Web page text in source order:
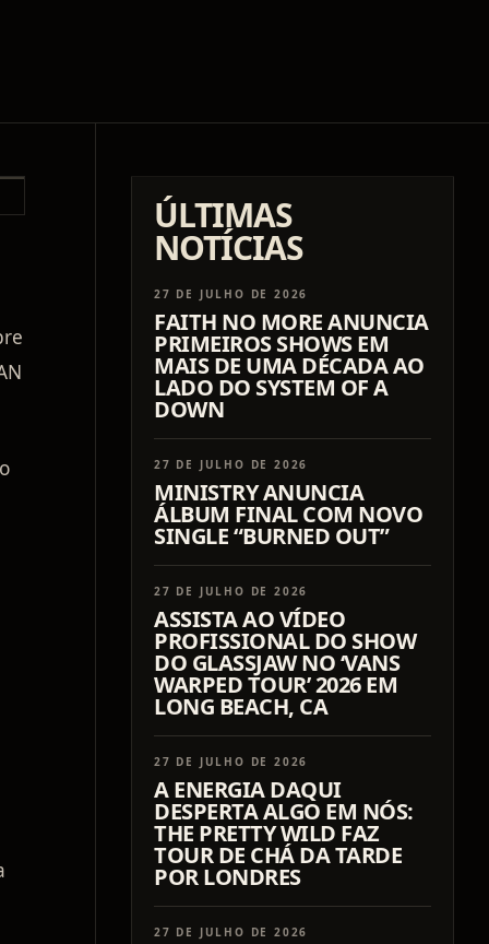
ÚLTIMAS
NOTÍCIAS
27 DE JULHO DE 2026
FAITH NO MORE ANUNCIA
PRIMEIROS SHOWS EM
MAIS DE UMA DÉCADA AO
LADO DO SYSTEM OF A
DOWN
27 DE JULHO DE 2026
MINISTRY ANUNCIA
ÁLBUM FINAL COM NOVO
SINGLE “BURNED OUT”
27 DE JULHO DE 2026
ASSISTA AO VÍDEO
PROFISSIONAL DO SHOW
DO GLASSJAW NO ‘VANS
WARPED TOUR’ 2026 EM
LONG BEACH, CA
27 DE JULHO DE 2026
A ENERGIA DAQUI
DESPERTA ALGO EM NÓS:
THE PRETTY WILD FAZ
TOUR DE CHÁ DA TARDE
POR LONDRES
27 DE JULHO DE 2026